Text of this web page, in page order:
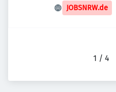
Deutschland
JOBSNRW.de
1 / 4